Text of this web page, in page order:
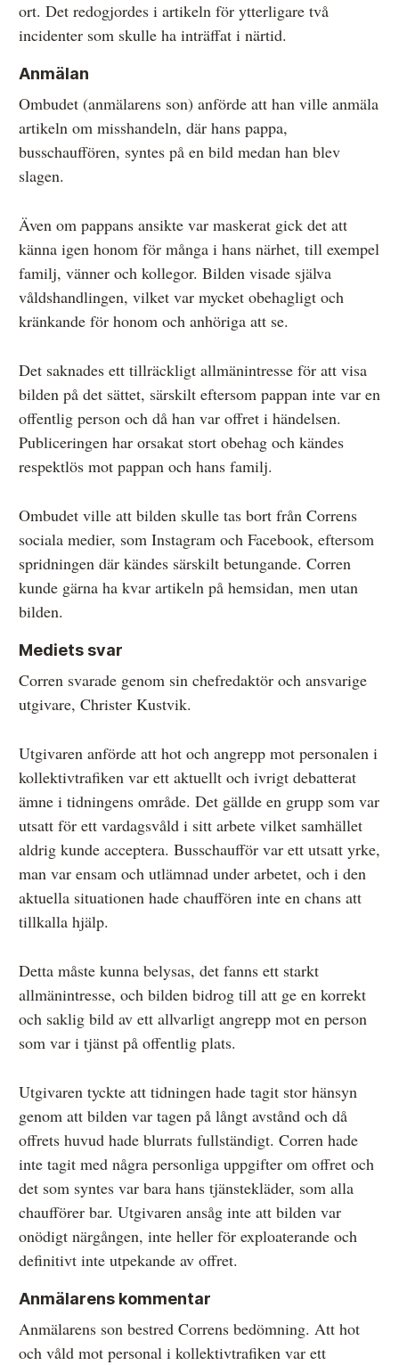
ort. Det redogjordes i artikeln för ytterligare två
incidenter som skulle ha inträffat i närtid.
Anmälan
Ombudet (anmälarens son) anförde att han ville anmäla
artikeln om misshandeln, där hans pappa,
busschauffören, syntes på en bild medan han blev
slagen.
Även om pappans ansikte var maskerat gick det att
känna igen honom för många i hans närhet, till exempel
familj, vänner och kollegor. Bilden visade själva
våldshandlingen, vilket var mycket obehagligt och
kränkande för honom och anhöriga att se.
Det saknades ett tillräckligt allmänintresse för att visa
bilden på det sättet, särskilt eftersom pappan inte var en
offentlig person och då han var offret i händelsen.
Publiceringen har orsakat stort obehag och kändes
respektlös mot pappan och hans familj.
Ombudet ville att bilden skulle tas bort från Correns
sociala medier, som Instagram och Facebook, eftersom
spridningen där kändes särskilt betungande. Corren
kunde gärna ha kvar artikeln på hemsidan, men utan
bilden.
Mediets svar
Corren svarade genom sin chefredaktör och ansvarige
utgivare, Christer Kustvik.
Utgivaren anförde att hot och angrepp mot personalen i
kollektivtrafiken var ett aktuellt och ivrigt debatterat
ämne i tidningens område. Det gällde en grupp som var
utsatt för ett vardagsvåld i sitt arbete vilket samhället
aldrig kunde acceptera. Busschaufför var ett utsatt yrke,
man var ensam och utlämnad under arbetet, och i den
aktuella situationen hade chauffören inte en chans att
tillkalla hjälp.
Detta måste kunna belysas, det fanns ett starkt
allmänintresse, och bilden bidrog till att ge en korrekt
och saklig bild av ett allvarligt angrepp mot en person
som var i tjänst på offentlig plats.
Utgivaren tyckte att tidningen hade tagit stor hänsyn
genom att bilden var tagen på långt avstånd och då
offrets huvud hade blurrats fullständigt. Corren hade
inte tagit med några personliga uppgifter om offret och
det som syntes var bara hans tjänstekläder, som alla
chaufförer bar. Utgivaren ansåg inte att bilden var
onödigt närgången, inte heller för exploaterande och
definitivt inte utpekande av offret.
Anmälarens kommentar
Anmälarens son bestred Correns bedömning. Att hot
och våld mot personal i kollektivtrafiken var ett